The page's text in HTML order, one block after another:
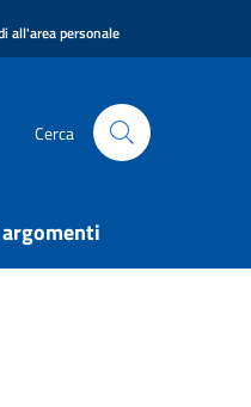
all'area personale
Cerca